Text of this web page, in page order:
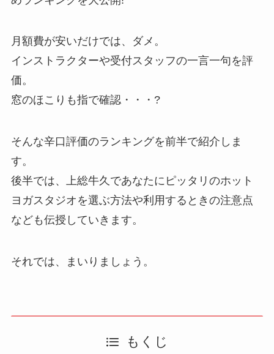
月額費が安いだけでは、ダメ。
インストラクターや受付スタッフの一言一句を評
価。
窓のほこりも指で確認・・・?
そんな辛口評価のランキングを前半で紹介しま
す。
後半では、上総牛久であなたにピッタリのホット
ヨガスタジオを選ぶ方法や利用するときの注意点
なども伝授していきます。
それでは、まいりましょう。
もくじ